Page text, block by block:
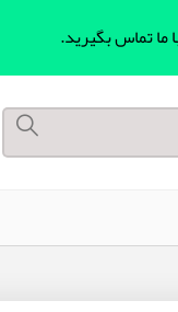
تماس بگیرید.